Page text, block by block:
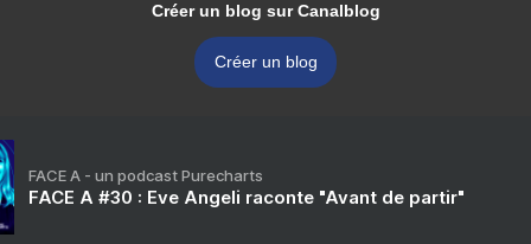
Créer un blog sur Canalblog
Créer un blog
FACE A - un podcast Purecharts
FACE A #30 : Eve Angeli raconte "Avant de partir"